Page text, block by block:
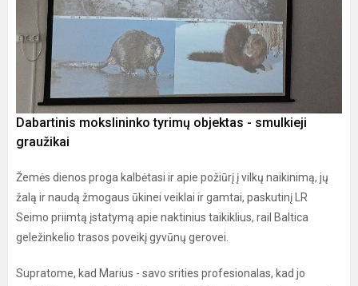
Dabartinis mokslininko tyrimų objektas - smulkieji
graužikai
Žemės dienos proga kalbėtasi ir apie požiūrį į vilkų naikinimą, jų
žalą ir naudą žmogaus ūkinei veiklai ir gamtai, paskutinį LR
Seimo priimtą įstatymą apie naktinius taikiklius, rail Baltica
geležinkelio trasos poveikį gyvūnų gerovei.
Supratome, kad Marius - savo srities profesionalas, kad jo